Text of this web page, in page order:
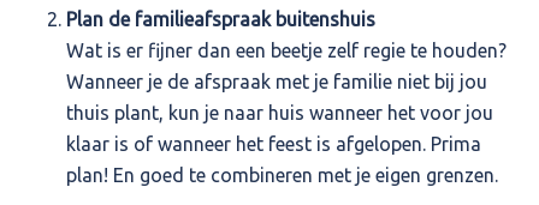
Plan de familieafspraak buitenshuis
Wat is er fijner dan een beetje zelf regie te houden?
Wanneer je de afspraak met je familie niet bij jou
thuis plant, kun je naar huis wanneer het voor jou
klaar is of wanneer het feest is afgelopen. Prima
plan! En goed te combineren met je eigen grenzen.